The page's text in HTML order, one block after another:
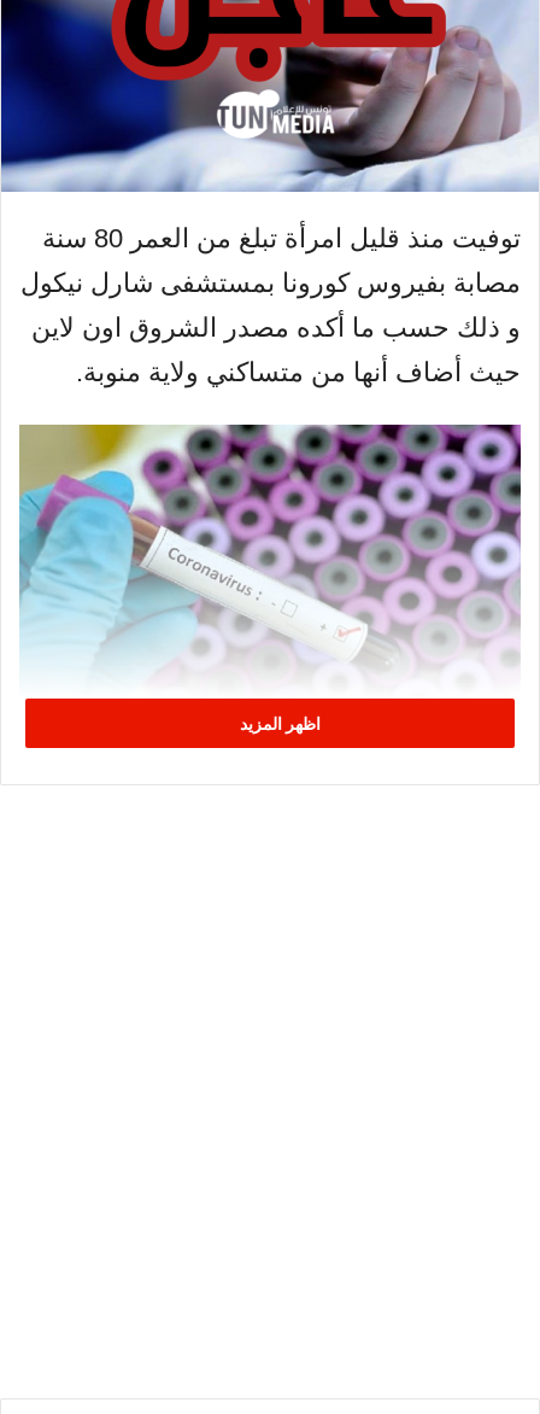
توفيت منذ قليل امرأة تبلغ من العمر 80 سنة
مصابة بفيروس كورونا بمستشفى شارل نيكول
و ذلك حسب ما أكده مصدر الشروق اون لاين
حيث أضاف أنها من متساكني ولاية منوبة.
اظهر المزيد